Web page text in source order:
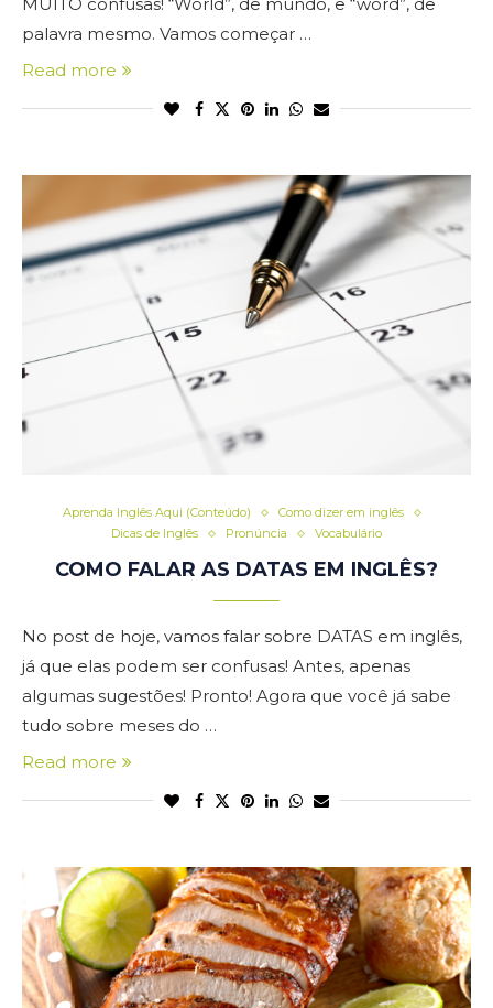
palavra mesmo. Vamos começar …
Read more
Aprenda Inglês Aqui (Conteúdo)
Como dizer em inglês
Dicas de Inglês
Pronúncia Vocabulário
COMO FALAR AS DATAS EM INGLÊS?
No post de hoje, vamos falar sobre DATAS em inglês,
já que elas podem ser confusas! Antes, apenas
algumas sugestões! Pronto! Agora que você já sabe
tudo sobre meses do …
Read more